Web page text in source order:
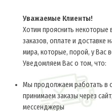
Уважаемые Клиенты!
Хотим прояснить
заказов, оплате и доставке
мира, которые, порой, у Вас
Уведомляем Вас о том, что:
Мы продолжаем работать в
принимаем заказы через
мессенджеры